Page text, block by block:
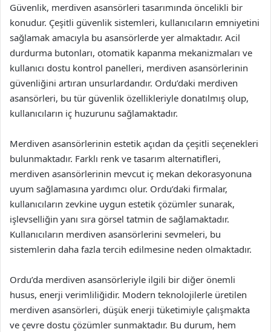
Güvenlik, merdiven asansörleri tasarımında öncelikli bir
konudur. Çeşitli güvenlik sistemleri, kullanıcıların emniyetini
sağlamak amacıyla bu asansörlerde yer almaktadır. Acil
durdurma butonları, otomatik kapanma mekanizmaları ve
kullanıcı dostu kontrol panelleri, merdiven asansörlerinin
güvenliğini artıran unsurlardandır. Ordu’daki merdiven
asansörleri, bu tür güvenlik özellikleriyle donatılmış olup,
kullanıcıların iç huzurunu sağlamaktadır.
Merdiven asansörlerinin estetik açıdan da çeşitli seçenekleri
bulunmaktadır. Farklı renk ve tasarım alternatifleri,
merdiven asansörlerinin mevcut iç mekan dekorasyonuna
uyum sağlamasına yardımcı olur. Ordu’daki firmalar,
kullanıcıların zevkine uygun estetik çözümler sunarak,
işlevselliğin yanı sıra görsel tatmin de sağlamaktadır.
Kullanıcıların merdiven asansörlerini sevmeleri, bu
sistemlerin daha fazla tercih edilmesine neden olmaktadır.
Ordu’da merdiven asansörleriyle ilgili bir diğer önemli
husus, enerji verimliliğidir. Modern teknolojilerle üretilen
merdiven asansörleri, düşük enerji tüketimiyle çalışmakta
ve çevre dostu çözümler sunmaktadır. Bu durum, hem